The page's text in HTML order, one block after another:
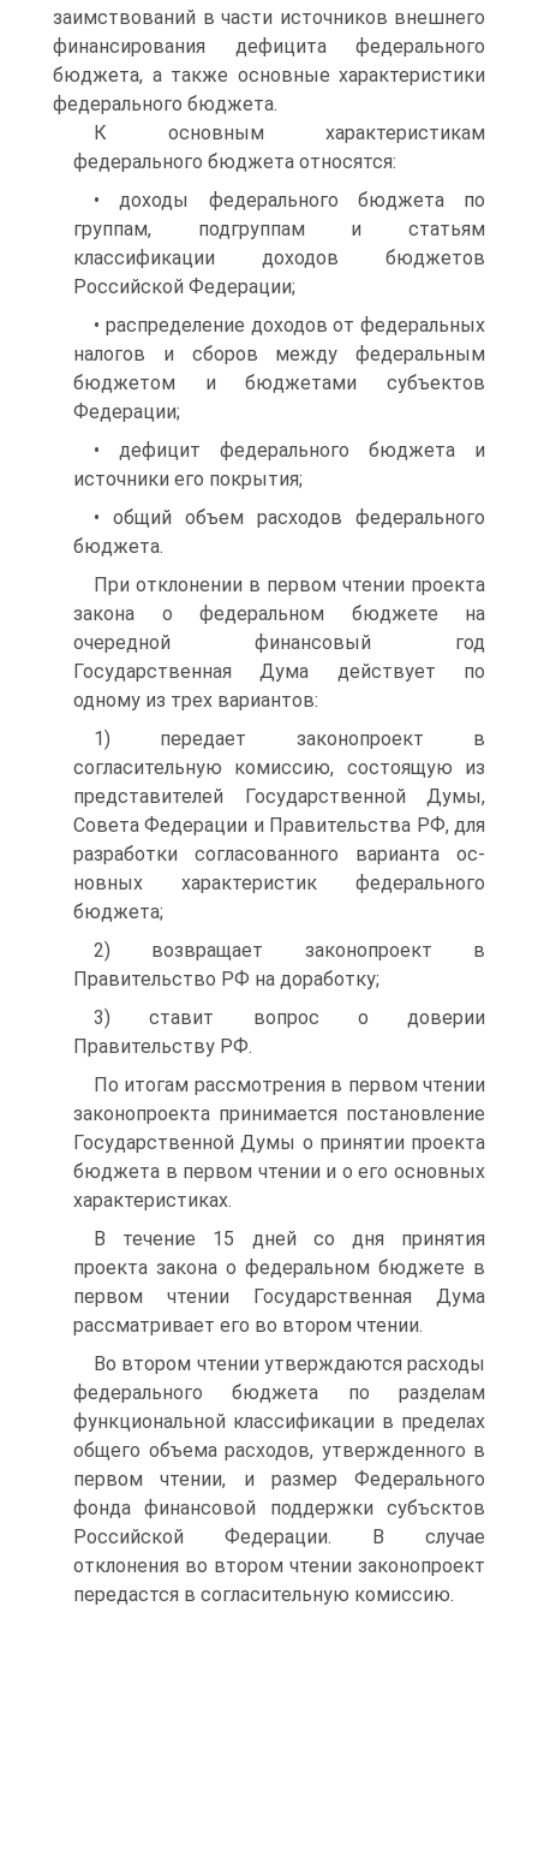
заимствований в части ис­точников внешнего
финансирования дефицита федерального
бюд­жета, а также основные характеристики
федерального бюджета.
К основным характеристикам
федерального бюджета относятся:
• доходы федерального бюджета по
группам, подгруппам и статьям
классификации доходов бюджетов
Российской Федерации;
• распределение доходов от федеральных
налогов и сборов ме­жду федеральным
бюджетом и бюджетами субъектов
Федерации;
• дефицит федерального бюджета и
источники его покрытия;
• общий объем расходов федерального
бюджета.
При отклонении в первом чтении проекта
закона о федераль­ном бюджете на
очередной финансовый год
Государственная Дума действует по
одному из трех вариантов:
1) передает законопроект в
согласительную комиссию, состоя­щую из
представителей Государственной Думы,
Совета Федерации и Правительства РФ, для
разработки согласованного варианта ос­
новных характеристик федерального
бюджета;
2) возвращает законопроект в
Правительство РФ на доработку;
3) ставит вопрос о доверии
Правительству РФ.
По итогам рассмотрения в первом чтении
законопроекта при­нимается постановление
Государственной Думы о принятии проек­та
бюджета в первом чтении и о его основных
характеристиках.
В течение 15 дней со дня принятия
проекта закона о федераль­ном бюджете в
первом чтении Государственная Дума
рассматривает его во втором чтении.
Во втором чтении утверждаются расходы
федерального бюджета по разделам
функциональной классификации в пределах
общего объема расходов, утвержденного в
первом чтении, и размер Феде­рального
фонда финансовой поддержки субъсктов
Российской Фе­дерации. В случае
отклонения во втором чтении законопроект
пе­редастся в согласительную комиссию.